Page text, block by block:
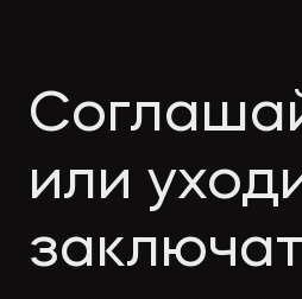
и
news
Media
или